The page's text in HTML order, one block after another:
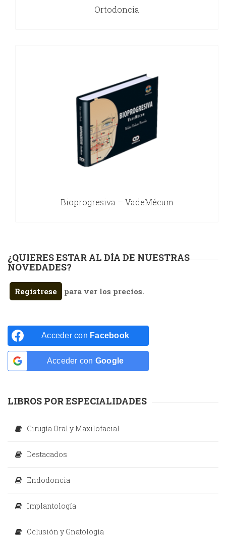
Ortodoncia
Bioprogresiva – VadeMécum
¿QUIERES ESTAR AL DÍA DE NUESTRAS
NOVEDADES?
Regístrese para ver los precios.
Acceder con Facebook
Acceder con Google
LIBROS POR ESPECIALIDADES
Cirugía Oral y Maxilofacial
Destacados
Endodoncia
Implantología
Oclusión y Gnatología